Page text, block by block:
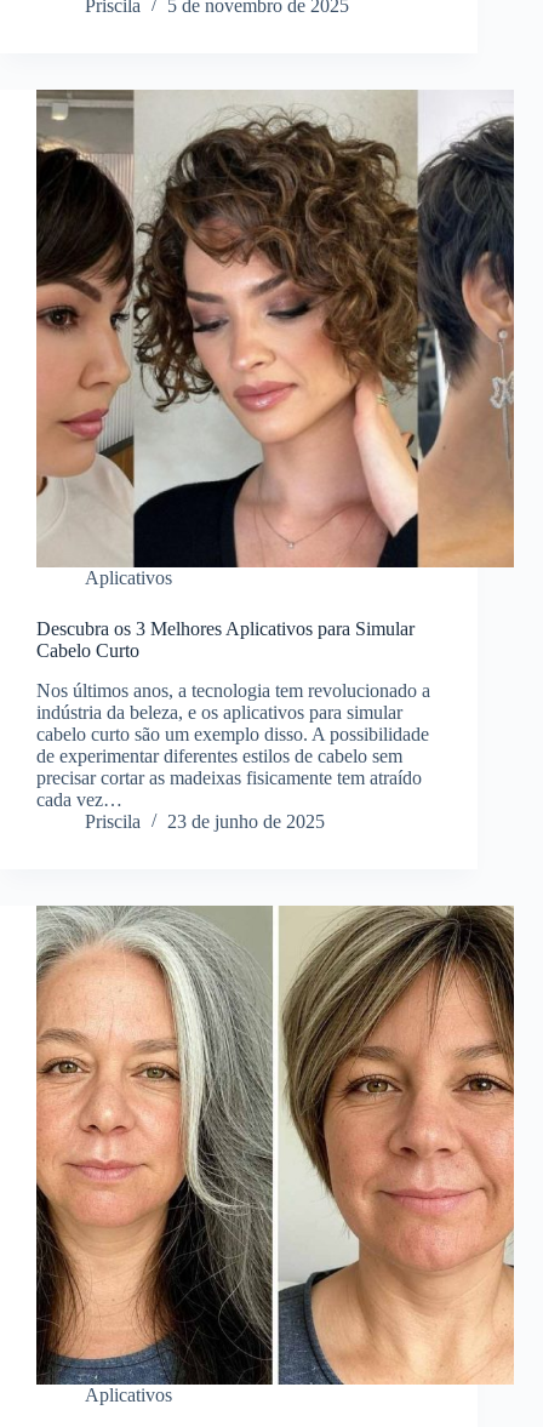
Priscila 5 de novembro de 2025
Aplicativos
Descubra os 3 Melhores Aplicativos para Simular
Cabelo Curto
Nos últimos anos, a tecnologia tem revolucionado a
indústria da beleza, e os aplicativos para simular
cabelo curto são um exemplo disso. A possibilidade
de experimentar diferentes estilos de cabelo sem
precisar cortar as madeixas fisicamente tem atraído
cada vez…
Priscila
23 de junho de 2025
Aplicativos